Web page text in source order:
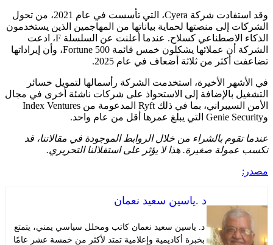
وقد استفادت شركة Cyera، التي تأسست في عام 2021، من تحول
إلى منصتها لحماية بياناتها من المهاجمين الذين يستخدمون
الذكاء الاصطناعي كسلاح. عندما أعلنت عن السلسلة F، ادعت
الشركة أن عملائها يشكلون خمس قائمة Fortune 500، وأن إيراداتها
من ثلاثة أضعاف في عام 2025.
الأخيرة، استخدمت الشركة رأسمالها لتمويل خسائر
بالإضافة إلى الاستحواذ على شركات ناشئة أخرى في مجال
الأمن السيبراني، بما في ذلك Ryft المدعومة من Index Ventures
بالشراء من خلال الروابط الموجودة في مقالاتنا، قد
صغيرة. هذا لا يؤثر على استقلالنا التحريري.
د .ياسين سعيد نعمان
د. ياسين سعيد نعمان كاتب ومحلل سياسي يمني، يتمتع
بخبرة أكاديمية وإعلامية تمتد لأكثر من خمسة عشر عامًا